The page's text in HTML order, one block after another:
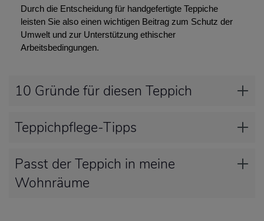
Durch die Entscheidung für handgefertigte Teppiche
leisten Sie also einen wichtigen Beitrag zum Schutz der
Umwelt und zur Unterstützung ethischer
Arbeitsbedingungen.
10 Gründe für diesen Teppich
Teppichpflege-Tipps
Passt der Teppich in meine
Wohnräume